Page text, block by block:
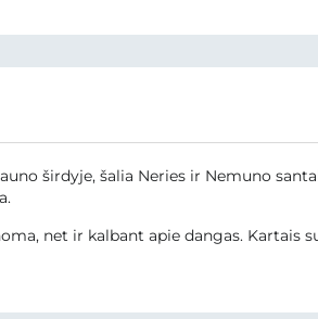
širdyje, šalia Neries ir Nemuno
net ir kalbant apie dangas. Kartais